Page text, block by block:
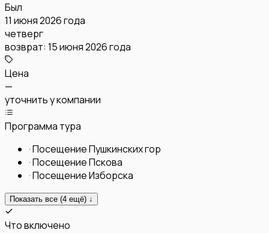
Был
11 июня 2026 года
четверг
возврат: 15 июня 2026 года
Цена
—
уточнить у компании
Программа тура
·Посещение Пушкинских гор
·Посещение Пскова
·Посещение Изборска
Показать все (4 ещё) ↓
Что включено